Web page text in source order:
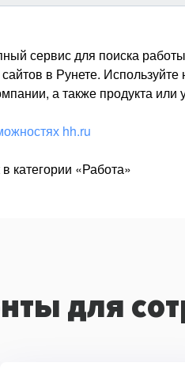
сервис для поиска
в Рунете.
а также продукта или
hh.ru
категории «Работа»
для